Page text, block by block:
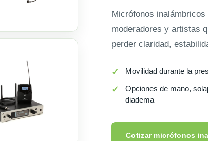
Micrófonos
moderadores y artistas
perder claridad,
Movilidad durante la
Opciones de mano,
diadema
Cotizar micrófonos